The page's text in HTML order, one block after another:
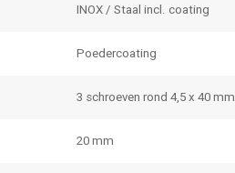
INOX / Staal incl. coating
Poedercoating
3 schroeven rond 4,5 x 40 mm
20 mm